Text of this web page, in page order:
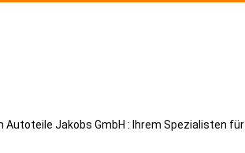
Jakobs GmbH : Ihrem Spezialisten für